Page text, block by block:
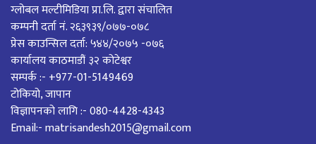
ग्लोबल मल्टीमिडिया प्रा.लि. द्वारा संचालित
कम्पनी दर्ता नं. २६३९३९/०७७-०७८
प्रेस काउन्सिल दर्ता: ५४४/२०७५ -०७६
कार्यालय काठमाडौं ३२ कोटेश्वर
सम्पर्क :- +977-01-5149469
टोकियो, जापान
विज्ञापनको लागि :- 080-4428-4343
Email:- matrisandesh2015@gmail.com